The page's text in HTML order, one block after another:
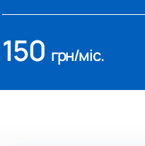
150 грн/міс.